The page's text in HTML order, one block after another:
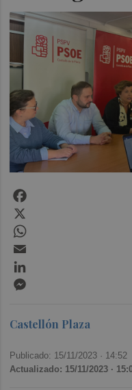
Castellón Plaza
Publicado: 15/11/2023 · 14:52
Actualizado: 15/11/2023 ·